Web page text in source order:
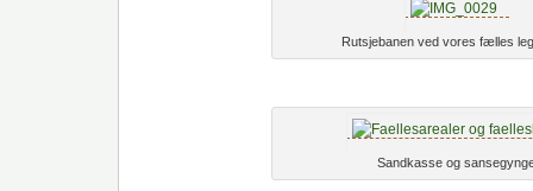
Rutsjebanen ved vores fælles
Sandkasse og